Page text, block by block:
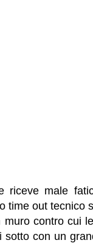
riceve male
time out tecnico
muro contro cui
sotto con un